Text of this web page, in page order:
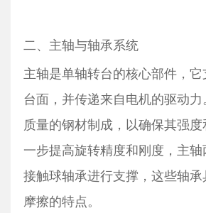
二、主轴与轴承系统
主轴是单轴转台的核心部件，
台面，并传递来自电机的驱动
质量的钢材制成，以确保其强
一步提高旋转精度和刚度，主
接触球轴承进行支撑，这些轴
摩擦的特点。